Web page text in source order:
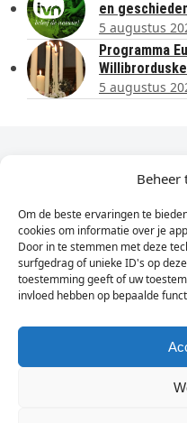
Beheer
Om de beste ervaringen te
cookies om informatie over je
Door in te stemmen met deze
surfgedrag of unieke ID's op
toestemming geeft of uw
invloed hebben op bepaalde
en
5 augustus
Programma
5 augustus
Dagelijks het
Vul
hier
je
e-
mailadres
in